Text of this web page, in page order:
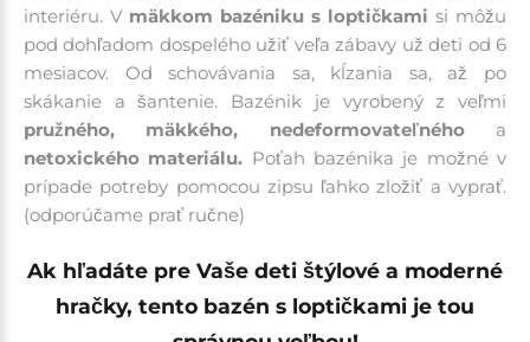
interiéru. V mäkkom bazéniku s loptičkami si môžu
pod dohľadom dospelého užiť veľa zábavy už deti od 6
mesiacov. Od schovávania sa, kĺzania sa, až po
skákanie a šantenie. Bazénik je vyrobený z veľmi
pružného, ​​mäkkého, nedeformovateľnéhoa
netoxického materiálu. Poťah bazénika je možné v
prípade potreby pomocou zipsu ľahko zložiť a vyprať.
(odporúčame prať ručne)
Ak hľadáte pre Vaše deti štýlové a moderné
hračky, tento bazén s loptičkami je tou